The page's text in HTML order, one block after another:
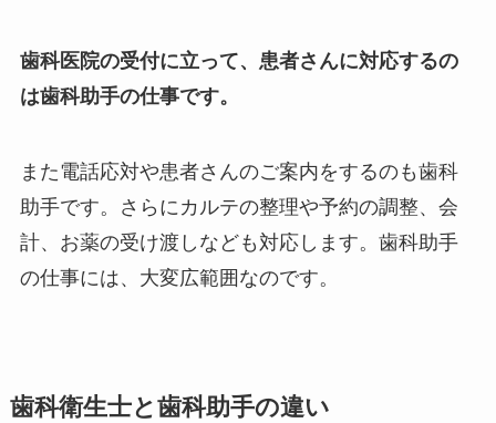
歯科医院の受付に立って、患者さんに対応するの
は歯科助手の仕事です。
また電話応対や患者さんのご案内をするのも歯科
助手です。さらにカルテの整理や予約の調整、会
計、お薬の受け渡しなども対応します。歯科助手
の仕事には、大変広範囲なのです。
歯科衛生士と歯科助手の違い